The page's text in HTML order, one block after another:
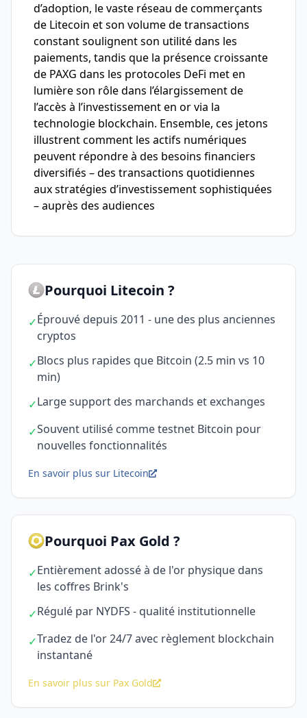
d’adoption, le vaste réseau de commerçants
de Litecoin et son volume de transactions
constant soulignent son utilité dans les
paiements, tandis que la présence croissante
de PAXG dans les protocoles DeFi met en
lumière son rôle dans l’élargissement de
l’accès à l’investissement en or via la
technologie blockchain. Ensemble, ces jetons
illustrent comment les actifs numériques
peuvent répondre à des besoins financiers
diversifiés – des transactions quotidiennes
aux stratégies d’investissement sophistiquées
– auprès des audiences
Pourquoi Litecoin ?
✓Éprouvé depuis 2011 - une des plus anciennes
cryptos
✓Blocs plus rapides que Bitcoin (2.5 min vs 10
min)
✓Large support des marchands et exchanges
✓Souvent utilisé comme testnet Bitcoin pour
nouvelles fonctionnalités
En savoir plus sur Litecoin
Pourquoi Pax Gold ?
✓Entièrement adossé à de l'or physique dans
les coffres Brink's
✓Régulé par NYDFS - qualité institutionnelle
✓Tradez de l'or 24/7 avec règlement blockchain
instantané
En savoir plus sur Pax Gold